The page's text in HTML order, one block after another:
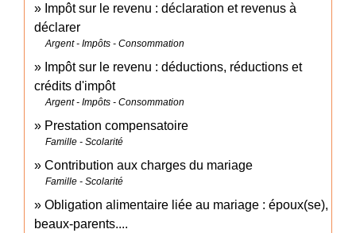
Impôt sur le revenu : déclaration et revenus à
déclarer
Argent - Impôts - Consommation
Impôt sur le revenu : déductions, réductions et
crédits d'impôt
Argent - Impôts - Consommation
Prestation compensatoire
Famille - Scolarité
Contribution aux charges du mariage
Famille - Scolarité
Obligation alimentaire liée au mariage : époux(se),
beaux-parents....